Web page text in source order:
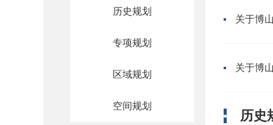
历史规划
专项规划
区域规划
空间规划
历史